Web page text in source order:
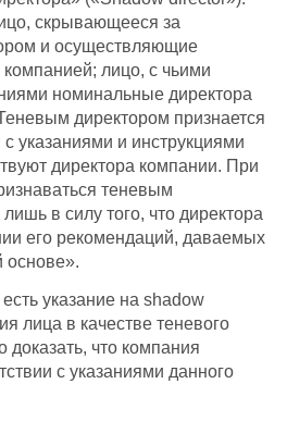
скрывающееся за
и осуществляющие
лицо, с чьими
номинальные директора
директором признается
указаниями и инструкциями
директора компании. При
теневым
в силу того, что директора
его рекомендаций, даваемых
основе».
указание на shadow
лица в качестве теневого
доказать, что компания
с указаниями данного